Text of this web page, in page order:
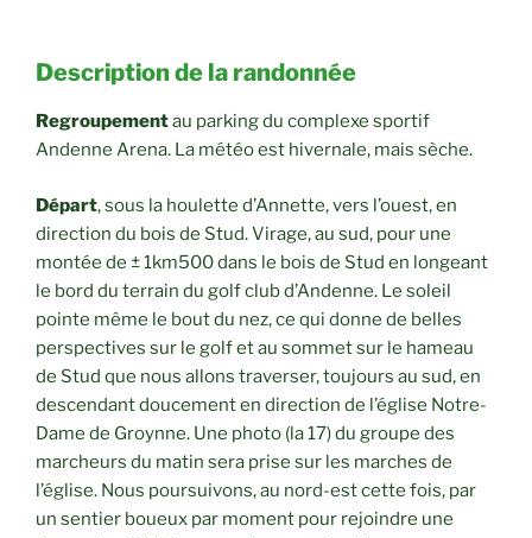
Description de la randonnée
Regroupementau parking du complexe sportif
Andenne Arena. La météo est hivernale, mais sèche.
Départ, sous la houlette d’Annette, vers l’ouest, en
direction du bois de Stud. Virage, au sud, pour une
montée de ± 1km500 dans le bois de Stud en longeant
le bord du terrain du golf club d’Andenne. Le soleil
pointe même le bout du nez, ce qui donne de belles
perspectives sur le golf et au sommet sur le hameau
de Stud que nous allons traverser, toujours au sud, en
descendant doucement en direction de l’église Notre-
Dame de Groynne. Une photo (la 17) du groupe des
marcheurs du matin sera prise sur les marches de
l’église. Nous poursuivons, au nord-est cette fois, par
un sentier boueux par moment pour rejoindre une